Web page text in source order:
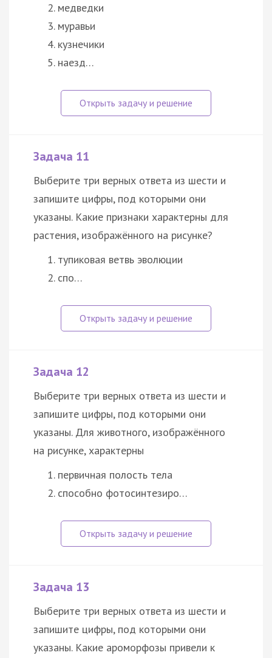
медведки
муравьи
кузнечики
наезд…
Задача 11
Выберите три верных ответа из шести и
запишите цифры, под которыми они
указаны. Какие признаки характерны для
растения, изображённого на рисунке?
тупиковая ветвь эволюции
спо…
Задача 12
Выберите три верных ответа из шести и
запишите цифры, под которыми они
указаны. Для животного, изображённого
на рисунке, характерны
первичная полость тела
способно фотосинтезиро…
Задача 13
Выберите три верных ответа из шести и
запишите цифры, под которыми они
указаны. Какие ароморфозы привели к